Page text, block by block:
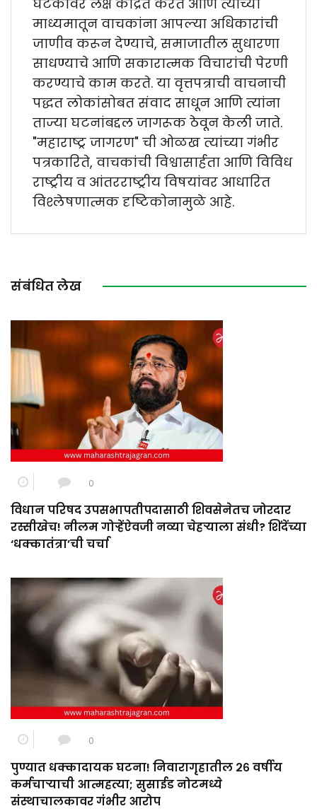
घटकांवर लक्ष केंद्रित करते आणि त्याच्या
माध्यमातून वाचकांना आपल्या अधिकारांची
जाणीव करून देण्याचे, समाजातील सुधारणा
साधण्याचे आणि सकारात्मक विचारांची पेरणी
करण्याचे काम करते. या वृत्तपत्राची वाचनाची
पद्धत लोकांसोबत संवाद साधून आणि त्यांना
ताज्या घटनांबद्दल जागरूक ठेवून केली जाते.
"महाराष्ट्र जागरण" ची ओळख त्यांच्या गंभीर
पत्रकारिते, वाचकांची विश्वासार्हता आणि विविध
राष्ट्रीय व आंतरराष्ट्रीय विषयांवर आधारित
विश्लेषणात्मक दृष्टिकोनामुळे आहे.
संबंधित लेख
0
विधान परिषद उपसभापतीपदासाठी शिवसेनेतच जोरदार
रस्सीखेच! नीलम गोऱ्हेंऐवजी नव्या चेहऱ्याला संधी? शिंदेंच्या
‘धक्कातंत्रा’ची चर्चा
0
पुण्यात धक्कादायक घटना! निवारागृहातील २६ वर्षीय
कर्मचाऱ्याची आत्महत्या; सुसाईड नोटमध्ये
संस्थाचालकावर गंभीर आरोप